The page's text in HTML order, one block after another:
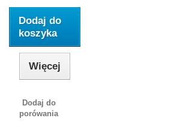
Dodaj do
koszyka
Więcej
Dodaj do
porówania